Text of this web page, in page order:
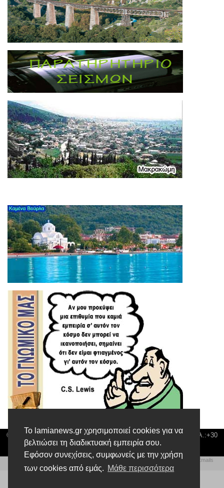
Το lamianews.gr χρησιμοποιεί cookies για να
βελτιώσει τη διαδικτυακή εμπειρία σου.
Εφόσον συνεχίσεις, συμφωνείς με την χρήση
των cookies από εμάς. Μάθε περισσότερα
© Lamia News | Διεύθυνση: Καποδιστρίου 3 ΤΚ-35132 ΛΑΜΙΑ | Τηλ.:+30
22310 24300 |news@lamianews.gr
Πολιτική απορρήτου Αίτηση Διαχείρισης Προσωπικών Δεδομένων |
Πολιτική Emails
Δημιουργία της Ιστοσελίδας byWeb Technical Team